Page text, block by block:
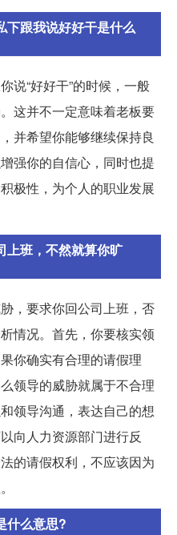
下跟我说好好干是什么
说“好好干”的时候，一般
这并不一定意味着老板要
并希望你能够继续保持良
强你的自信心，同时也提
极性，为个人的职业发展
上班，不然就算你旷
，要求你回公司上班，否
情况。首先，你要核实领
你确实有合理的请假理
领导的威胁就属于不合理
领导沟通，表达自己的想
向人力资源部门进行反
的请假权利，不应该因为
什么意思?